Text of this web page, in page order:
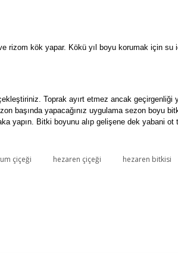
ve rizom kök yapar. Kökü yıl boyu korumak için su
Toprak ayırt etmez ancak geçirgenliği
başında yapacağınız uygulama sezon boyu
yapın. Bitki boyunu alıp gelişene dek yabani
çiçeği hezaren çiçeği hezaren bitkisi